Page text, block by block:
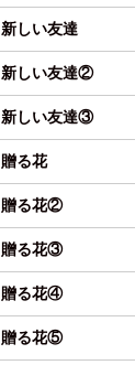
新しい友達
新しい友達②
新しい友達③
贈る花
贈る花②
贈る花③
贈る花④
贈る花⑤